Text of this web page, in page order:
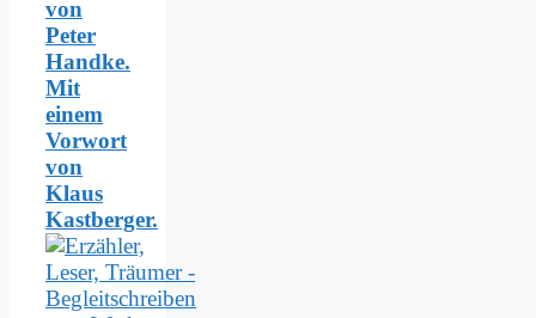
von
Peter
Handke.
Mit
einem
Vorwort
von
Klaus
Kastberger.